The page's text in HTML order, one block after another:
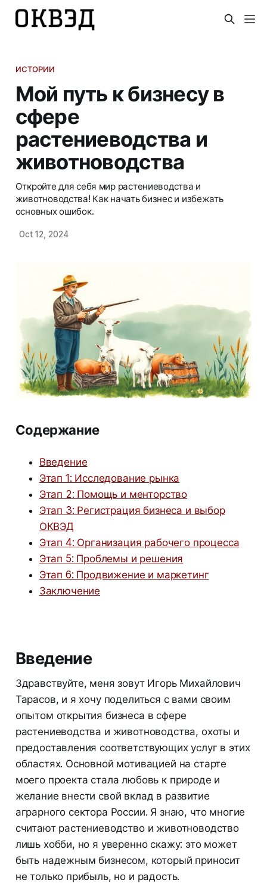
ИСТОРИИ
Мой путь к бизнесу в
сфере
растениеводства и
животноводства
Откройте для себя мир растениеводства и
животноводства! Как начать бизнес и избежать
основных ошибок.
Oct 12, 2024
Содержание
Введение
Этап 1: Исследование рынка
Этап 2: Помощь и менторство
Этап 3: Регистрация бизнеса и выбор
ОКВЭД
Этап 4: Организация рабочего процесса
Этап 5: Проблемы и решения
Этап 6: Продвижение и маркетинг
Заключение
Введение
Здравствуйте, меня зовут Игорь Михайлович
Тарасов, и я хочу поделиться с вами своим
опытом открытия бизнеса в сфере
растениеводства и животноводства, охоты и
предоставления соответствующих услуг в этих
областях. Основной мотивацией на старте
моего проекта стала любовь к природе и
желание внести свой вклад в развитие
аграрного сектора России. Я знаю, что многие
считают растениеводство и животноводство
лишь хобби, но я уверенно скажу: это может
быть надежным бизнесом, который приносит
не только прибыль, но и радость.